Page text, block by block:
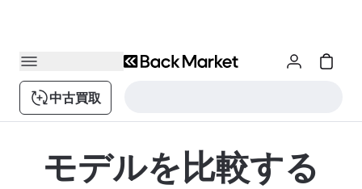
中古買取
モデルを比較する